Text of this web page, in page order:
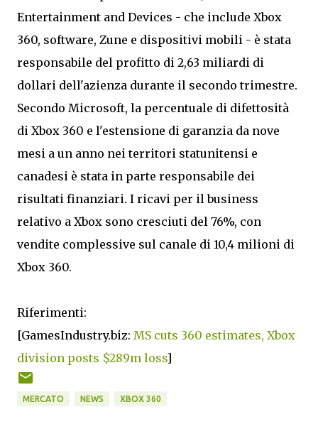
Entertainment and Devices - che include Xbox
360, software, Zune e dispositivi mobili - è stata
responsabile del profitto di 2,63 miliardi di
dollari dell'azienza durante il secondo trimestre.
Secondo Microsoft, la percentuale di difettosità
di Xbox 360 e l'estensione di garanzia da nove
mesi a un anno nei territori statunitensi e
canadesi è stata in parte responsabile dei
risultati finanziari. I ricavi per il business
relativo a Xbox sono cresciuti del 76%, con
vendite complessive sul canale di 10,4 milioni di
Xbox 360.
Riferimenti:
[GamesIndustry.biz: MS cuts 360 estimates, Xbox
division posts $289m loss]
MERCATO NEWS XBOX 360